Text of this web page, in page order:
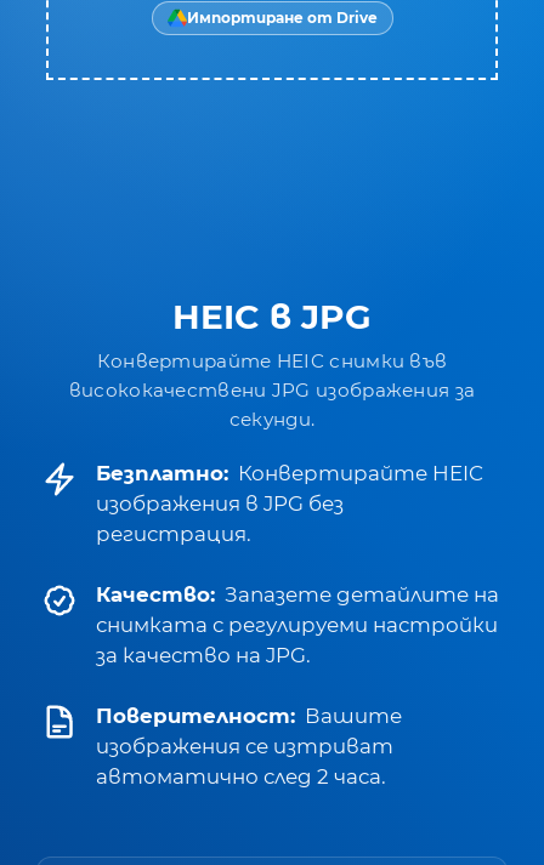
HEIC в JPG
Конвертирайте HEIC снимки във
висококачествени JPG изображения за
секунди.
Безплатно: Конвертирайте HEIC
изображения в JPG без
регистрация.
Качество: Запазете детайлите на
снимката с регулируеми настройки
за качество на JPG.
Поверителност: Вашите
изображения се изтриват
автоматично след 2 часа.
Импортиране от Drive